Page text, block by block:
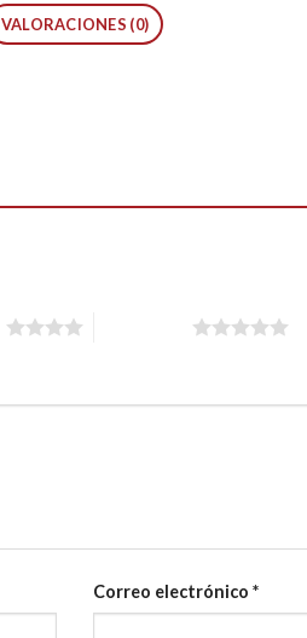
VALORACIONES (0)
Correo electrónico *